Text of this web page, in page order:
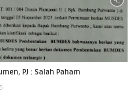
PJ : Salah Paham